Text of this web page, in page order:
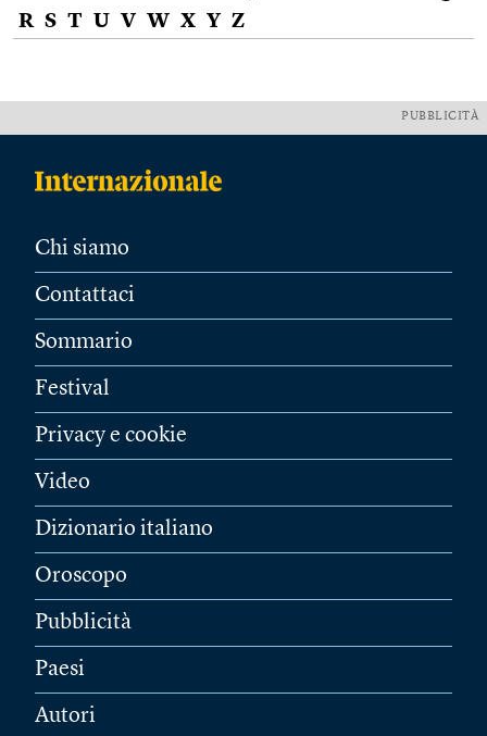
R S T U V W X Y Z
PUBBLICITÀ
Chi siamo
Contattaci
Sommario
Festival
Privacy e cookie
Video
Dizionario italiano
Oroscopo
Pubblicità
Paesi
Autori